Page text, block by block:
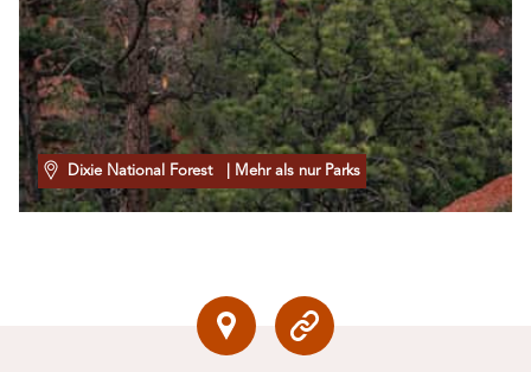
Dixie National Forest | Mehr als nur Parks